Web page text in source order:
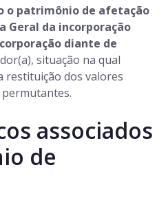
o patrimônio de afetação
Geral da incorporação
diante de
situação na qual
restituição dos valores
associados
de